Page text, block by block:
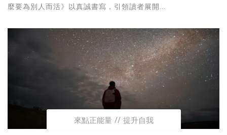
麼要為別人而活》以真誠書寫，引領讀者展開...
來點正能量 提升自我